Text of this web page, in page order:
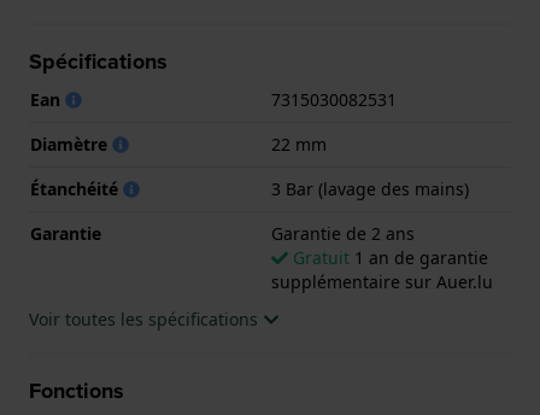
.
Spécifications
Ean
7315030082531
Diamètre
22 mm
Étanchéité
3 Bar (lavage des mains)
Garantie
Garantie de 2 ans
Gratuit 1 an de garantie
supplémentaire sur Auer.lu
Voir toutes les spécifications
Fonctions